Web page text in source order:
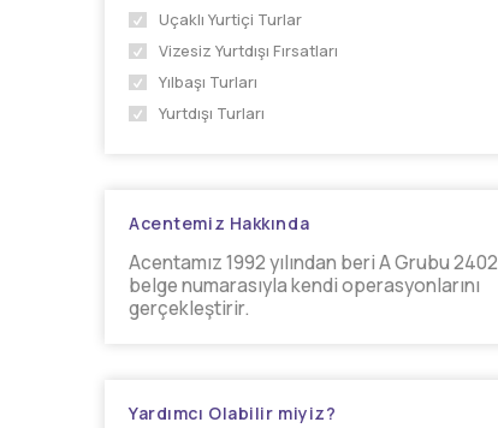
Uçaklı Yurtiçi Turlar
Vizesiz Yurtdışı Fırsatları
Yılbaşı Turları
Yurtdışı Turları
Acentemiz Hakkında
Acentamız 1992 yılından beri A Grubu 2402
belge numarasıyla kendi operasyonlarını
gerçekleştirir.
Yardımcı Olabilir miyiz?